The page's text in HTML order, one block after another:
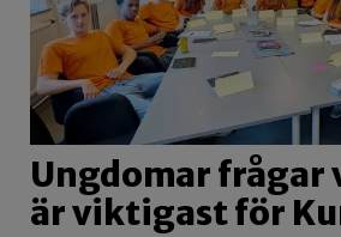
Ungdomar frågar
är viktigast för